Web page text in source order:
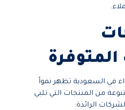
في السعودية تظهر نمواً
من المنتجات التي تلبي
الرائدة: